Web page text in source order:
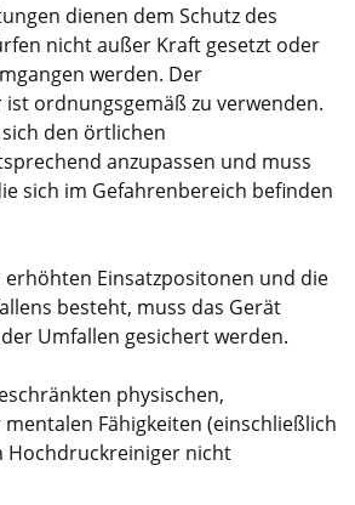
dienen dem Schutz des
nicht außer Kraft gesetzt oder
werden. Der
ordnungsgemäß zu verwenden.
den örtlichen
anzupassen und muss
sich im Gefahrenbereich befinden
erhöhten Einsatzpositonen und die
besteht, muss das Gerät
Umfallen gesichert werden.
physischen,
Fähigkeiten (einschließlich
Hochdruckreiniger nicht